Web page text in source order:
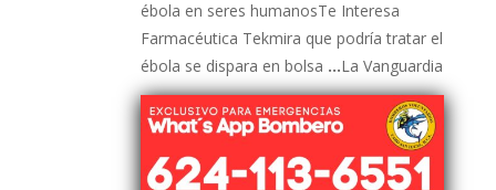
ébola en seres humanosTe Interesa
Farmacéutica Tekmira que podría tratar el
ébola se dispara en bolsa …La Vanguardia